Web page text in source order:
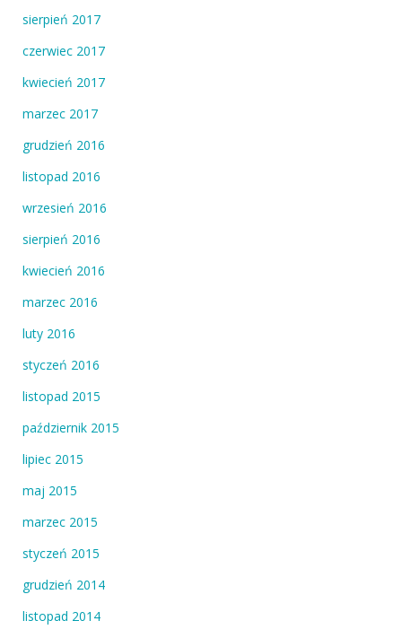
sierpień 2017
czerwiec 2017
kwiecień 2017
marzec 2017
grudzień 2016
listopad 2016
wrzesień 2016
sierpień 2016
kwiecień 2016
marzec 2016
luty 2016
styczeń 2016
listopad 2015
październik 2015
lipiec 2015
maj 2015
marzec 2015
styczeń 2015
grudzień 2014
listopad 2014